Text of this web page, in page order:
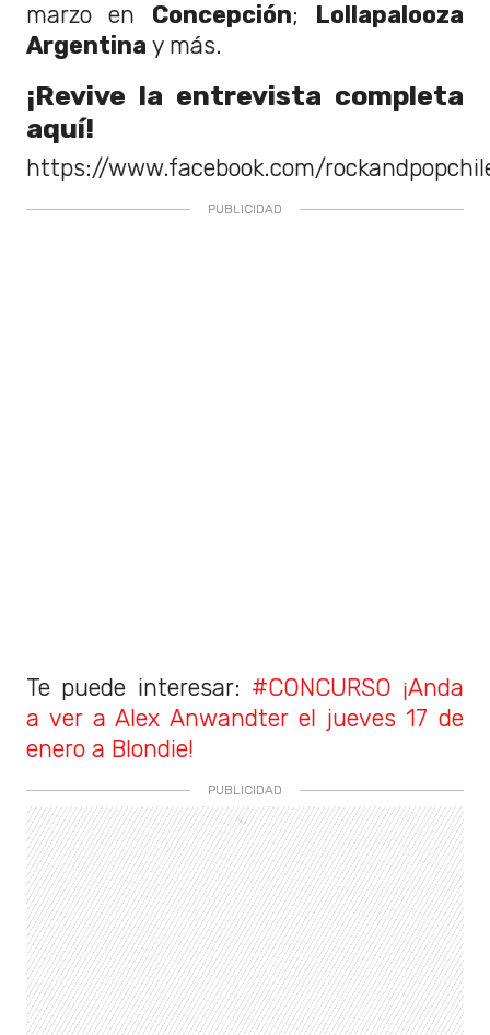
marzo en Concepción; Lollapalooza
Argentina y más.
¡Revive la entrevista completa
aquí!
https://www.facebook.com/
Te puede interesar: #CONCURSO ¡Anda
a ver a Alex Anwandter el jueves 17 de
enero a Blondie!